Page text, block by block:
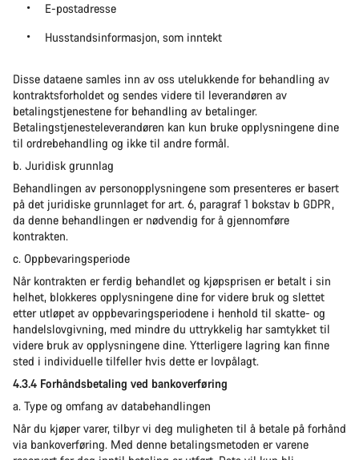
E-postadresse
Husstandsinformasjon, som inntekt
Disse dataene samles inn av oss utelukkende for behandling av
kontraktsforholdet og sendes videre til leverandøren av
betalingstjenestene for behandling av betalinger.
Betalingstjenesteleverandøren kan kun bruke opplysningene dine
til ordrebehandling og ikke til andre formål.
b. Juridisk grunnlag
Behandlingen av personopplysningene som presenteres er basert
på det juridiske grunnlaget for art. 6, paragraf 1 bokstav b GDPR,
da denne behandlingen er nødvendig for å gjennomføre
kontrakten.
c. Oppbevaringsperiode
Når kontrakten er ferdig behandlet og kjøpsprisen er betalt i sin
helhet, blokkeres opplysningene dine for videre bruk og slettet
etter utløpet av oppbevaringsperiodene i henhold til skatte- og
handelslovgivning, med mindre du uttrykkelig har samtykket til
videre bruk av opplysningene dine. Ytterligere lagring kan finne
sted i individuelle tilfeller hvis dette er lovpålagt.
4.3.4 Forhåndsbetaling ved bankoverføring
a. Type og omfang av databehandlingen
Når du kjøper varer, tilbyr vi deg muligheten til å betale på forhånd
via bankoverføring. Med denne betalingsmetoden er varene